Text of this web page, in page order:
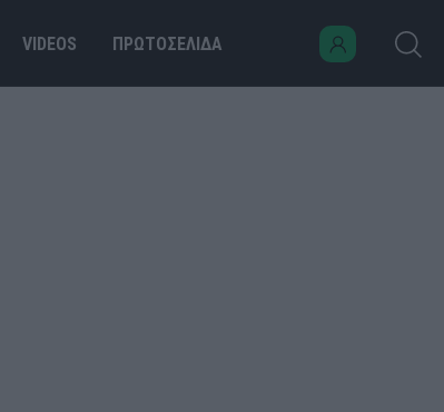
VIDEOS ΠΡΩΤΟΣΕΛΙΔΑ